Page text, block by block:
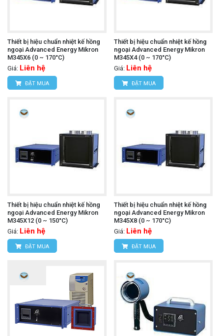
Thiết bị hiệu chuẩn nhiệt kế hồng
ngoại Advanced Energy Mikron
M345X6 (0 ~ 170°C)
Giá: Liên hệ
ĐẶT MUA
Thiết bị hiệu chuẩn nhiệt kế hồng
ngoại Advanced Energy Mikron
M345X4 (0 ~ 170°C)
Giá: Liên hệ
ĐẶT MUA
Thiết bị hiệu chuẩn nhiệt kế hồng
ngoại Advanced Energy Mikron
M345X12 (0 ~ 150°C)
Giá: Liên hệ
ĐẶT MUA
Thiết bị hiệu chuẩn nhiệt kế hồng
ngoại Advanced Energy Mikron
M345X8 (0 ~ 170°C)
Giá: Liên hệ
ĐẶT MUA